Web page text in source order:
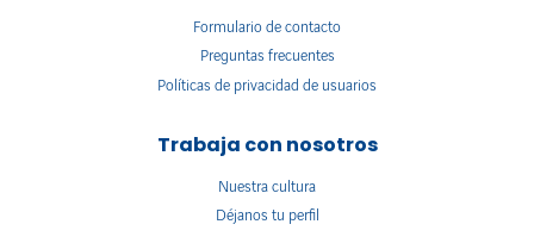
Formulario de contacto
Preguntas frecuentes
Políticas de privacidad de usuarios
Trabaja con nosotros
Nuestra cultura
Déjanos tu perfil